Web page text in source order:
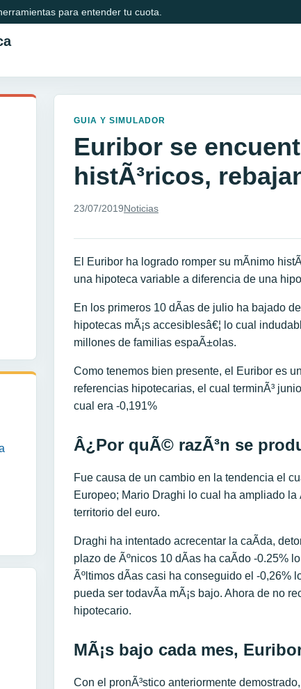
para entender tu cuota.
GUIA Y SIMULADOR
Euribor se
histÃ³ricos,
23/07/2019Noticias
El Euribor ha logrado romper su mÃ­nimo
una hipoteca variable a diferencia de una
En los primeros 10 dÃ­as de julio ha bajado
hipotecas mÃ¡s accesiblesâ€¦ lo cual
millones de familias espaÃ±olas.
Como tenemos bien presente, el Euribor es
referencias hipotecarias, el cual terminÃ³
cual era -0,191%
Â¿Por quÃ© razÃ³n se
Fue causa de un cambio en la tendencia el
Europeo; Mario Draghi lo cual ha ampliado
territorio del euro.
Draghi ha intentado acrecentar la caÃ­da,
plazo de Ãºnicos 10 dÃ­as ha caÃ­do -0.25%
Ãºltimos dÃ­as casi ha conseguido el -0,26%
pueda ser todavÃ­a mÃ¡s bajo. Ahora de no
hipotecario.
MÃ¡s bajo cada mes,
Con el pronÃ³stico anteriormente